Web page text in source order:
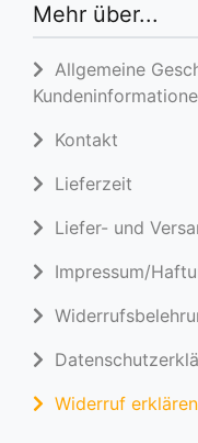
Mehr über...
Allgemeine
Kontakt
Lieferzeit
Liefer- und
Impressum/
Widerruf erklären